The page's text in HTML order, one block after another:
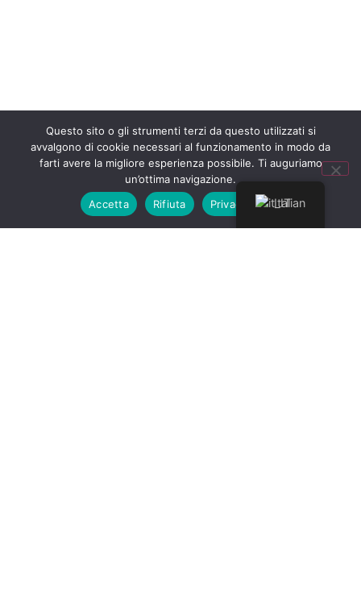
Italian
Questo sito o gli strumenti terzi da questo utilizzati si
avvalgono di cookie necessari al funzionamento in modo da
farti avere la migliore esperienza possibile. Ti auguriamo
un’ottima navigazione.
Accetta
Rifiuta Privacy policy